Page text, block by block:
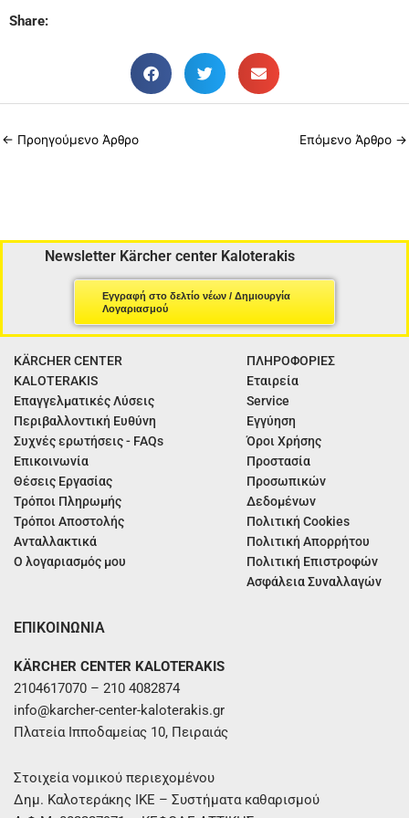
r
a
m
e
Share:
← Προηγούμενο Άρθρο Επόμενο Άρθρο →
Newsletter Kärcher center Kaloterakis
Εγγραφή στο δελτίο νέων / Δημιουργία
Λογαριασμού
KÄRCHER CENTER
KALOTERAKIS
Επαγγελματικές Λύσεις
Περιβαλλοντική Ευθύνη
Συχνές ερωτήσεις - FAQs
Επικοινωνία
Θέσεις Εργασίας
Τρόποι Πληρωμής
Τρόποι Αποστολής
Ανταλλακτικά
Ο λογαριασμός μου
ΠΛΗΡΟΦΟΡΙΕΣ
Εταιρεία
Service
Εγγύηση
Όροι Χρήσης
Προστασία
Προσωπικών
Δεδομένων
Πολιτική Cookies
Πολιτική Απορρήτου
Πολιτική Επιστροφών
Ασφάλεια Συναλλαγών
ΕΠΙΚΟΙΝΩΝΙΑ
KÄRCHER CENTER KALOTERAKIS
2104617070 – 210 4082874
info@karcher-center-kaloterakis.gr
Πλατεία Ιπποδαμείας 10, Πειραιάς
Στοιχεία νομικού περιεχομένου
Δημ. Καλοτεράκης ΙΚΕ – Συστήματα καθαρισμού